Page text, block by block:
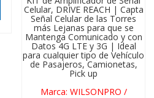
Celular, DRIVE REACH | Capta
Señal Celular de las Torres
más Lejanas para que se
Mantenga Comunicado y con
Datos 4G LTE y 3G | Ideal
para cualquier tipo de Vehículo
de Pasajeros, Camionetas,
Pick up
Marca: WILSONPRO /